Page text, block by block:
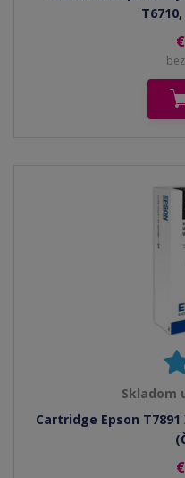
Skladom
Cartridge Epson T7891